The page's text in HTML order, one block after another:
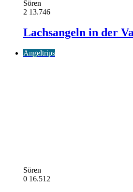
Sören
2 13.746
Lachsangeln in der
Angeltrips
Sören
0 16.512